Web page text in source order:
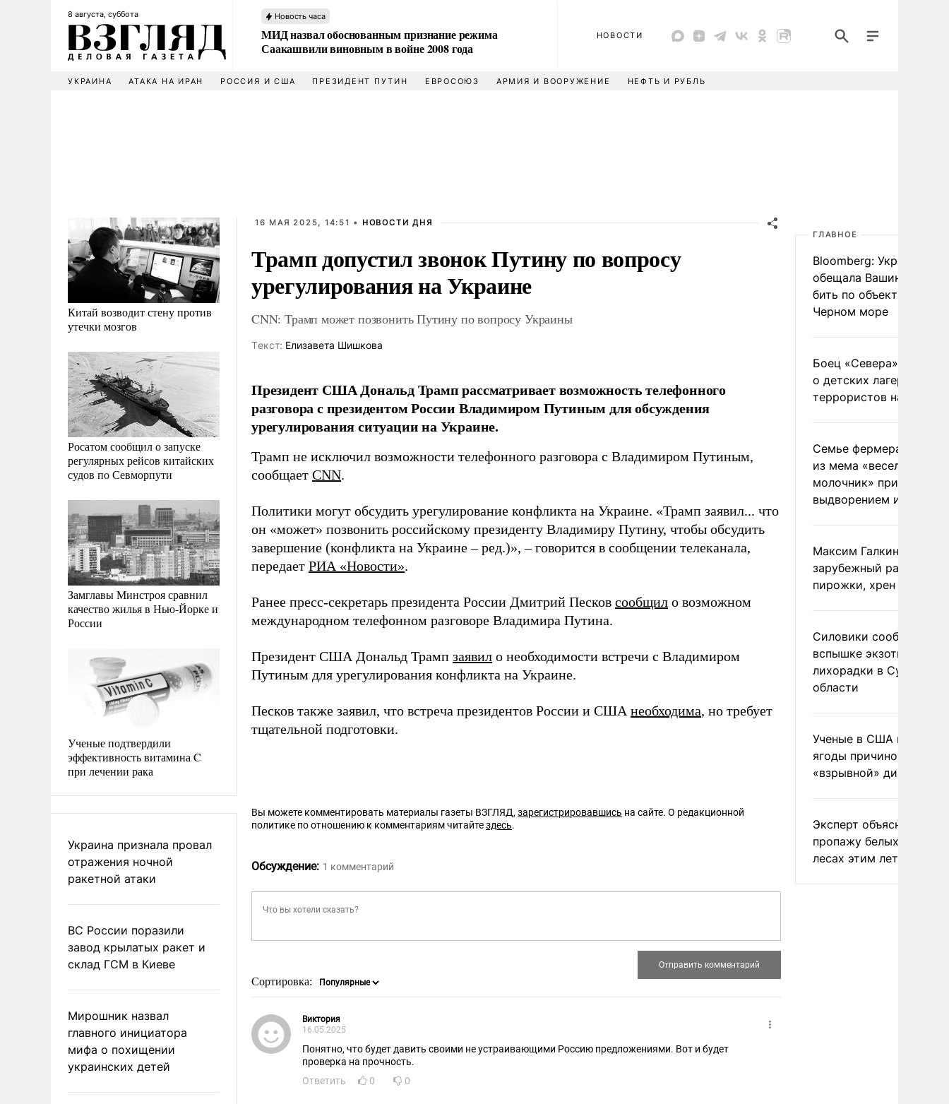
8 августа, суббота Новость часа
МИД назвал обоснованным признание режима
Саакашвили виновным в войне 2008 года
НОВОСТИ
УКРАИНА АТАКА НА ИРАН РОССИЯ И США ПРЕЗИДЕНТ ПУТИН ЕВРОСОЮЗ АРМИЯ И ВООРУЖЕНИЕ НЕФТЬ И РУБЛЬ
Китай возводит стену против
утечки мозгов
Росатом сообщил о запуске
регулярных рейсов китайских
судов по Севморпути
Замглавы Минстроя сравнил
качество жилья в Нью-Йорке и
России
Ученые подтвердили
эффективность витамина C
при лечении рака
Украина признала провал
отражения ночной
ракетной атаки
ВС России поразили
завод крылатых ракет и
склад ГСМ в Киеве
Мирошник назвал
главного инициатора
мифа о похищении
украинских детей
16 МАЯ 2025, 14:51 • НОВОСТИ ДНЯ
Трамп допустил звонок Путину по вопросу
урегулирования на Украине
CNN: Трамп может позвонить Путину по вопросу Украины
Tекст: Елизавета Шишкова
Президент США Дональд Трамп рассматривает возможность телефонного
разговора с президентом России Владимиром Путиным для обсуждения
урегулирования ситуации на Украине.
Трамп не исключил возможности телефонного разговора с Владимиром Путиным,
сообщает CNN.
Политики могут обсудить урегулирование конфликта на Украине. «Трамп заявил... что
он «может» позвонить российскому президенту Владимиру Путину, чтобы обсудить
завершение (конфликта на Украине – ред.)», – говорится в сообщении телеканала,
передает РИА «Новости».
Ранее пресс-секретарь президента России Дмитрий Песков сообщил о возможном
международном телефонном разговоре Владимира Путина.
Президент США Дональд Трамп заявил о необходимости встречи с Владимиром
Путиным для урегулирования конфликта на Украине.
Песков также заявил, что встреча президентов России и США необходима, но требует
тщательной подготовки.
Вы можете комментировать материалы газеты ВЗГЛЯД, зарегистрировавшись на сайте. О редакционной
политике по отношению к комментариям читайтездесь.
Обсуждение: 1 комментарий
Сортировка:
Виктория
16.05.2025
Понятно, что будет давить своими не устраивающими Россию предложениями. Вот и будет
проверка на прочность.
Ответить
0 0
ГЛАВНОЕ
Bloomberg: Украина
обещала Вашингтону не
бить по объектам КТК в
Черном море
Боец «Севера»
о детских лагерях
террористов на
Семье фермера
из мема «веселый
молочник» пригрозили
выдворением из
Максим Галкин
зарубежный райдер
пирожки, хрен и морс
Силовики сообщили о
вспышке экзотической
лихорадки в Сумской
области
Ученые в США назвали
ягоды причиной
«взрывной» диареи
Эксперт объяснил
пропажу белых грибов
лесах этим летом